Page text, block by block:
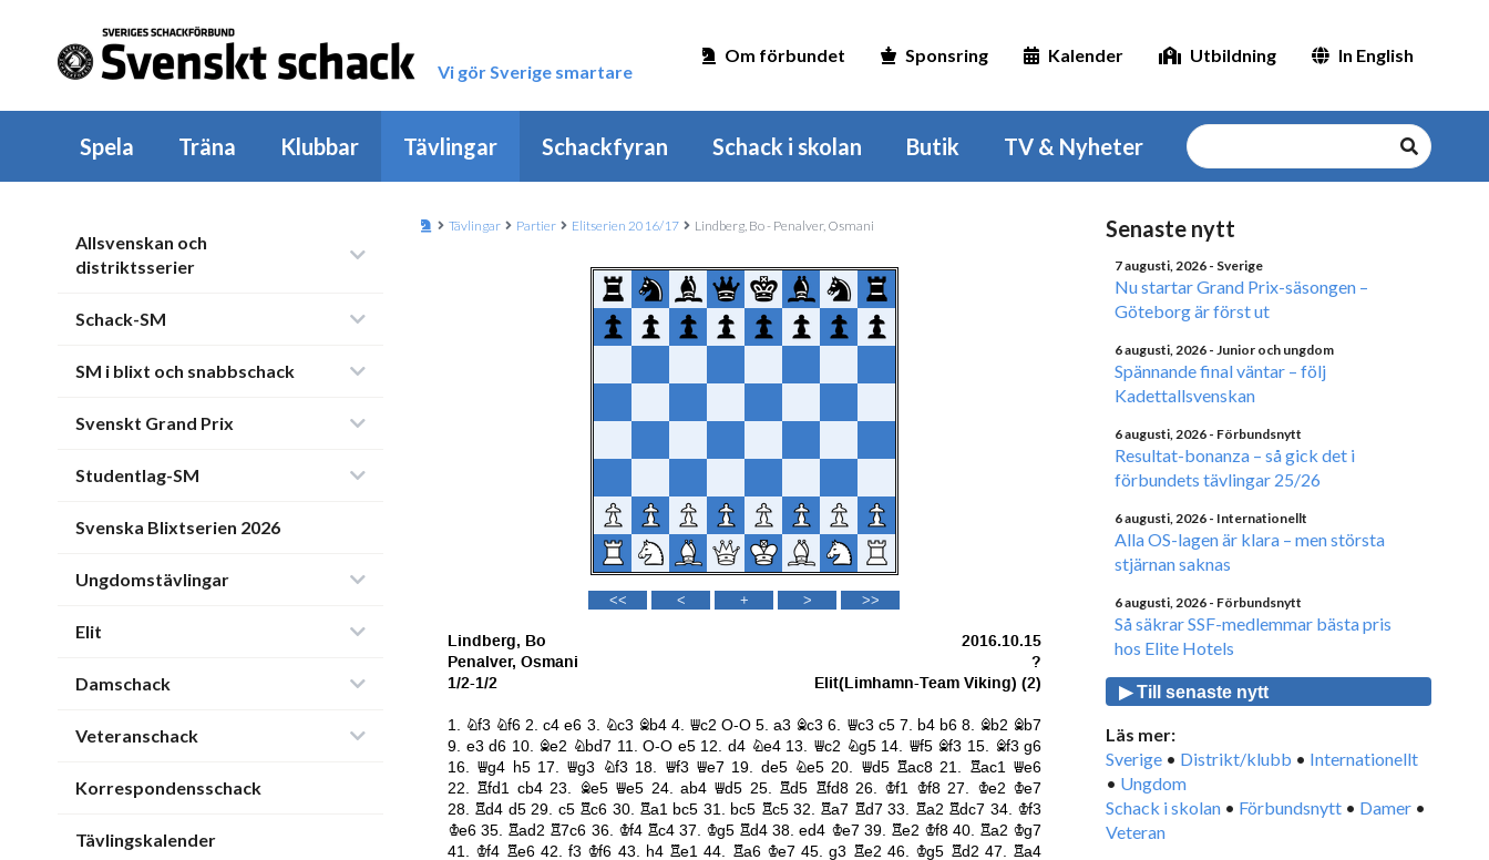
Vi gör Sverige smartare
Om förbundet Sponsring Kalender Utbildning In English
Spela Träna Klubbar Tävlingar Schackfyran Schack i skolan Butik TV & Nyheter
Allsvenskan och
distriktsserier
Schack-SM
SM i blixt och snabbschack
Svenskt Grand Prix
Studentlag-SM
Svenska Blixtserien 2026
Ungdomstävlingar
Elit
Damschack
Veteranschack
Korrespondensschack
Tävlingskalender
Tävlingar Partier Elitserien 2016/17 Lindberg, Bo - Penalver, Osmani Senaste nytt
7 augusti, 2026 - Sverige
Nu startar Grand Prix-säsongen –
Göteborg är först ut
6 augusti, 2026 - Junior och ungdom
Spännande final väntar – följ
Kadettallsvenskan
6 augusti, 2026 - Förbundsnytt
Resultat-bonanza – så gick det i
förbundets tävlingar 25/26
6 augusti, 2026 - Internationellt
Alla OS-lagen är klara – men största
stjärnan saknas
6 augusti, 2026 - Förbundsnytt
Så säkrar SSF-medlemmar bästa pris
hos Elite Hotels
▶ Till senaste nytt
Läs mer:
Sverige • Distrikt/klubb • Internationellt
• Ungdom
Schack i skolan • Förbundsnytt • Damer •
Veteran